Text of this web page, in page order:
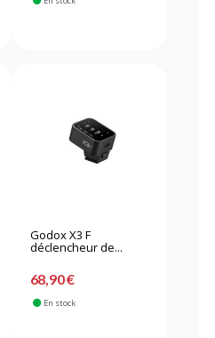
Godox X3 F
déclencheur de...
68,90 €
En stock